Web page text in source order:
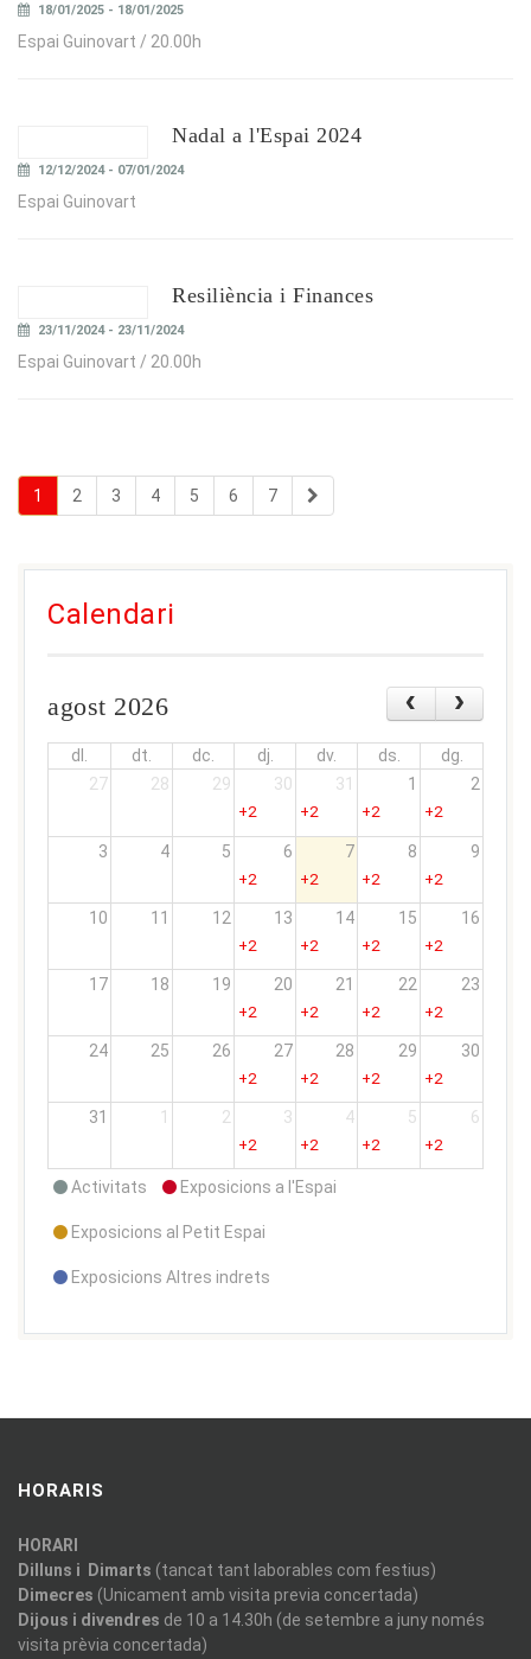
18/01/2025 - 18/01/2025
Espai Guinovart / 20.00h
Nadal a l'Espai 2024
12/12/2024 - 07/01/2024
Espai Guinovart
Resiliència i Finances
23/11/2024 - 23/11/2024
Espai Guinovart / 20.00h
1 2 3 4 5 6 7
Calendari
agost 2026
dl. dt. dc. dj. dv. ds.
dg.
27
28 29 30 31 1 2
+2 +2 +2 +2
3 4 5 6 7 8 9
+2 +2 +2 +2
10 11 12 13 14 15 16
+2 +2 +2 +2
17 18 19 20 21 22 23
+2 +2 +2 +2
24 25 26 27 28 29 30
+2 +2 +2 +2
31 1 2 3 4 5 6
+2 +2 +2 +2
Activitats Exposicions a l'Espai
Exposicions al Petit Espai
Exposicions Altres indrets
HORARIS
HORARI
Dilluns i Dimarts (tancat tant laborables com festius)
Dimecres (Unicament amb visita previa concertada)
Dijous i divendres de 10 a 14.30h (de setembre a juny només
visita prèvia concertada)